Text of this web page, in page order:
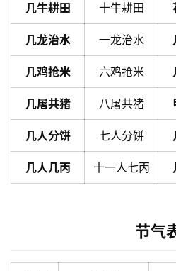
几牛耕田 十牛耕田
几龙治水 一龙治水
几鸡抢米 六鸡抢米
几屠共猪 八屠共猪
几人分饼 七人分饼
几人几丙 十一人七丙
节气